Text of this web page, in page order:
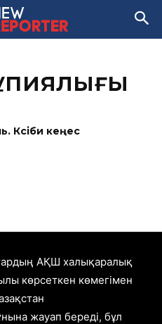
Кәсіби кеңес
АҚШ халықаралық
көрсеткен көмегімен
жауап береді, бұл